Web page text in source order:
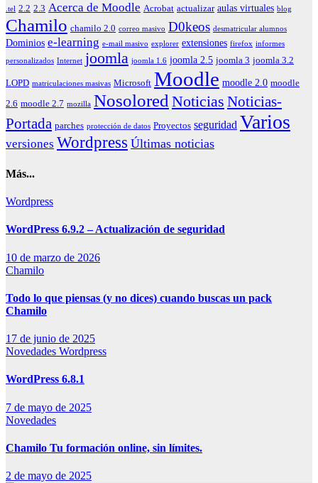
.tel 2.2 2.3 Acerca de Moodle Acrobat actualizar aulas virtuales blog
Chamilo chamilo 2.0 correo masivo D0keos desmatricular alumnos
Dominios e-learning e-mail masivo explorer extensiones firefox informes
personalizados Internet joomla joomla 1.6 joomla 2.5 joomla 3 joomla 3.2
LOPD matriculaciones masivas Microsoft Moodle moodle 2.0 moodle
2.6 moodle 2.7 mozilla NosoloredNoticias Noticias-
Portada parches protección de datos Proyectos seguridad Varios
versiones Wordpress Últimas noticias
Más...
Wordpress
WordPress 6.9.2 – Actualización de seguridad
10 de marzo de 2026
Chamilo
Todo lo que piensas (y no dices) cuando buscas un pack
Chamilo
17 de junio de 2025
Novedades Wordpress
WordPress 6.8.1
7 de mayo de 2025
Novedades
Chamilo Tu formación online, sin límites.
2 de mayo de 2025